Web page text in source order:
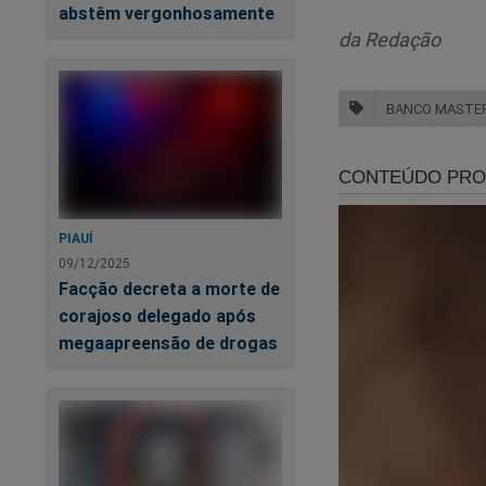
abstêm vergonhosamente
PIAUÍ
09/12/2025
Facção decreta a morte de
corajoso delegado após
megaapreensão de drogas
A "conta final"
da Redação
BANCO